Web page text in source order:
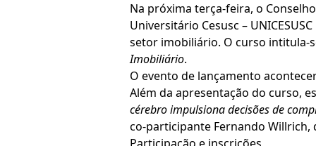
Na próxima terça-feira, o
Universitário Cesusc –
setor imobiliário. O curso intitula-
Imobiliário.
O evento de lançamento
Além da apresentação do curso,
cérebro impulsiona decisões de
co-participante Fernando